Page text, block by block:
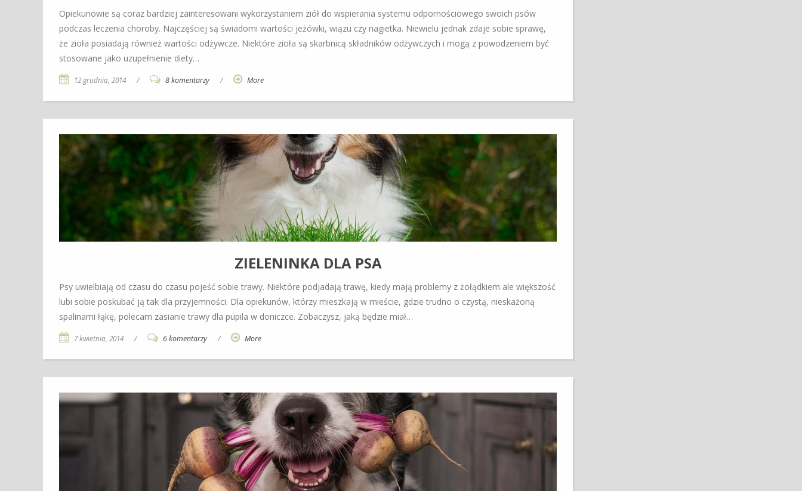
Opiekunowie są coraz bardziej zainteresowani wykorzystaniem ziół do wspierania systemu odpornościowego swoich psów
podczas leczenia choroby. Najczęściej są świadomi wartości jeżówki, wiązu czy nagietka. Niewielu jednak zdaje sobie sprawę,
że zioła posiadają również wartości odżywcze. Niektóre zioła są skarbnicą składników odżywczych i mogą z powodzeniem być
stosowane jako uzupełnienie diety…
12 grudnia, 2014 / 8 komentarzy / More
ZIELENINKA DLA PSA
Psy uwielbiają od czasu do czasu pojeść sobie trawy. Niektóre podjadają trawę, kiedy mają problemy z żołądkiem ale większość
lubi sobie poskubać ją tak dla przyjemności. Dla opiekunów, którzy mieszkają w mieście, gdzie trudno o czystą, nieskażoną
spalinami łąkę, polecam zasianie trawy dla pupila w doniczce. Zobaczysz, jaką będzie miał…
7 kwietnia, 2014 / 6 komentarzy / More